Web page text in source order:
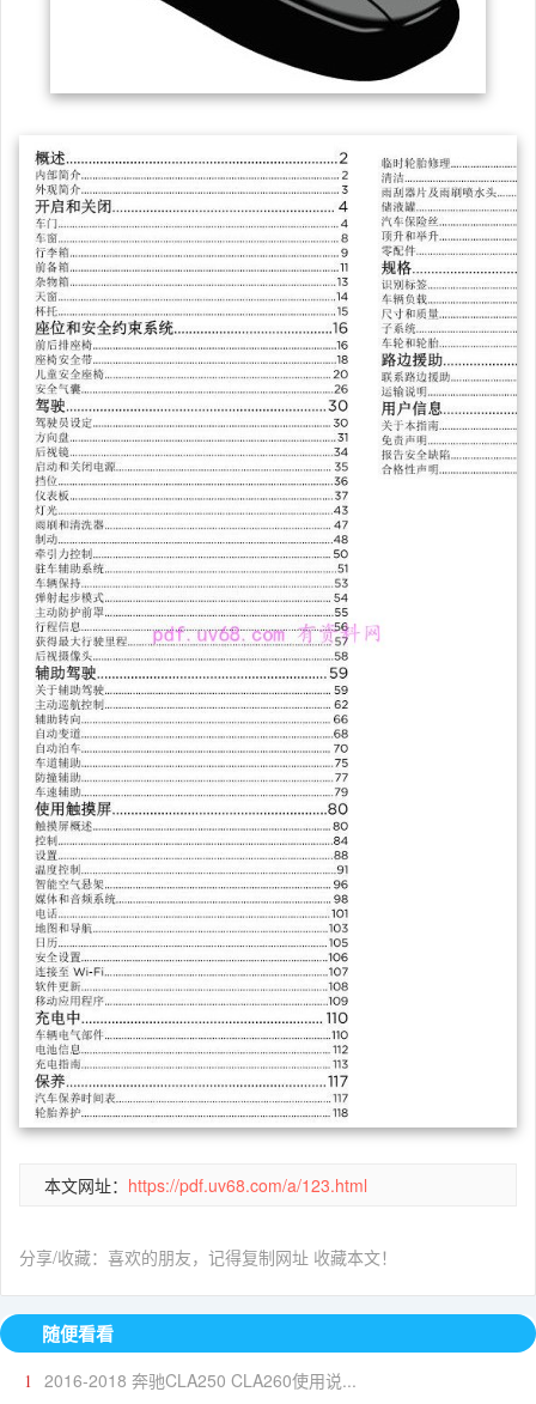
本文网址： https://pdf.uv68.com/a/123.html
分享/收藏：喜欢的朋友，记得复制网址 收藏本文！
随便看看
1 2016-2018 奔驰CLA250 CLA260使用说...